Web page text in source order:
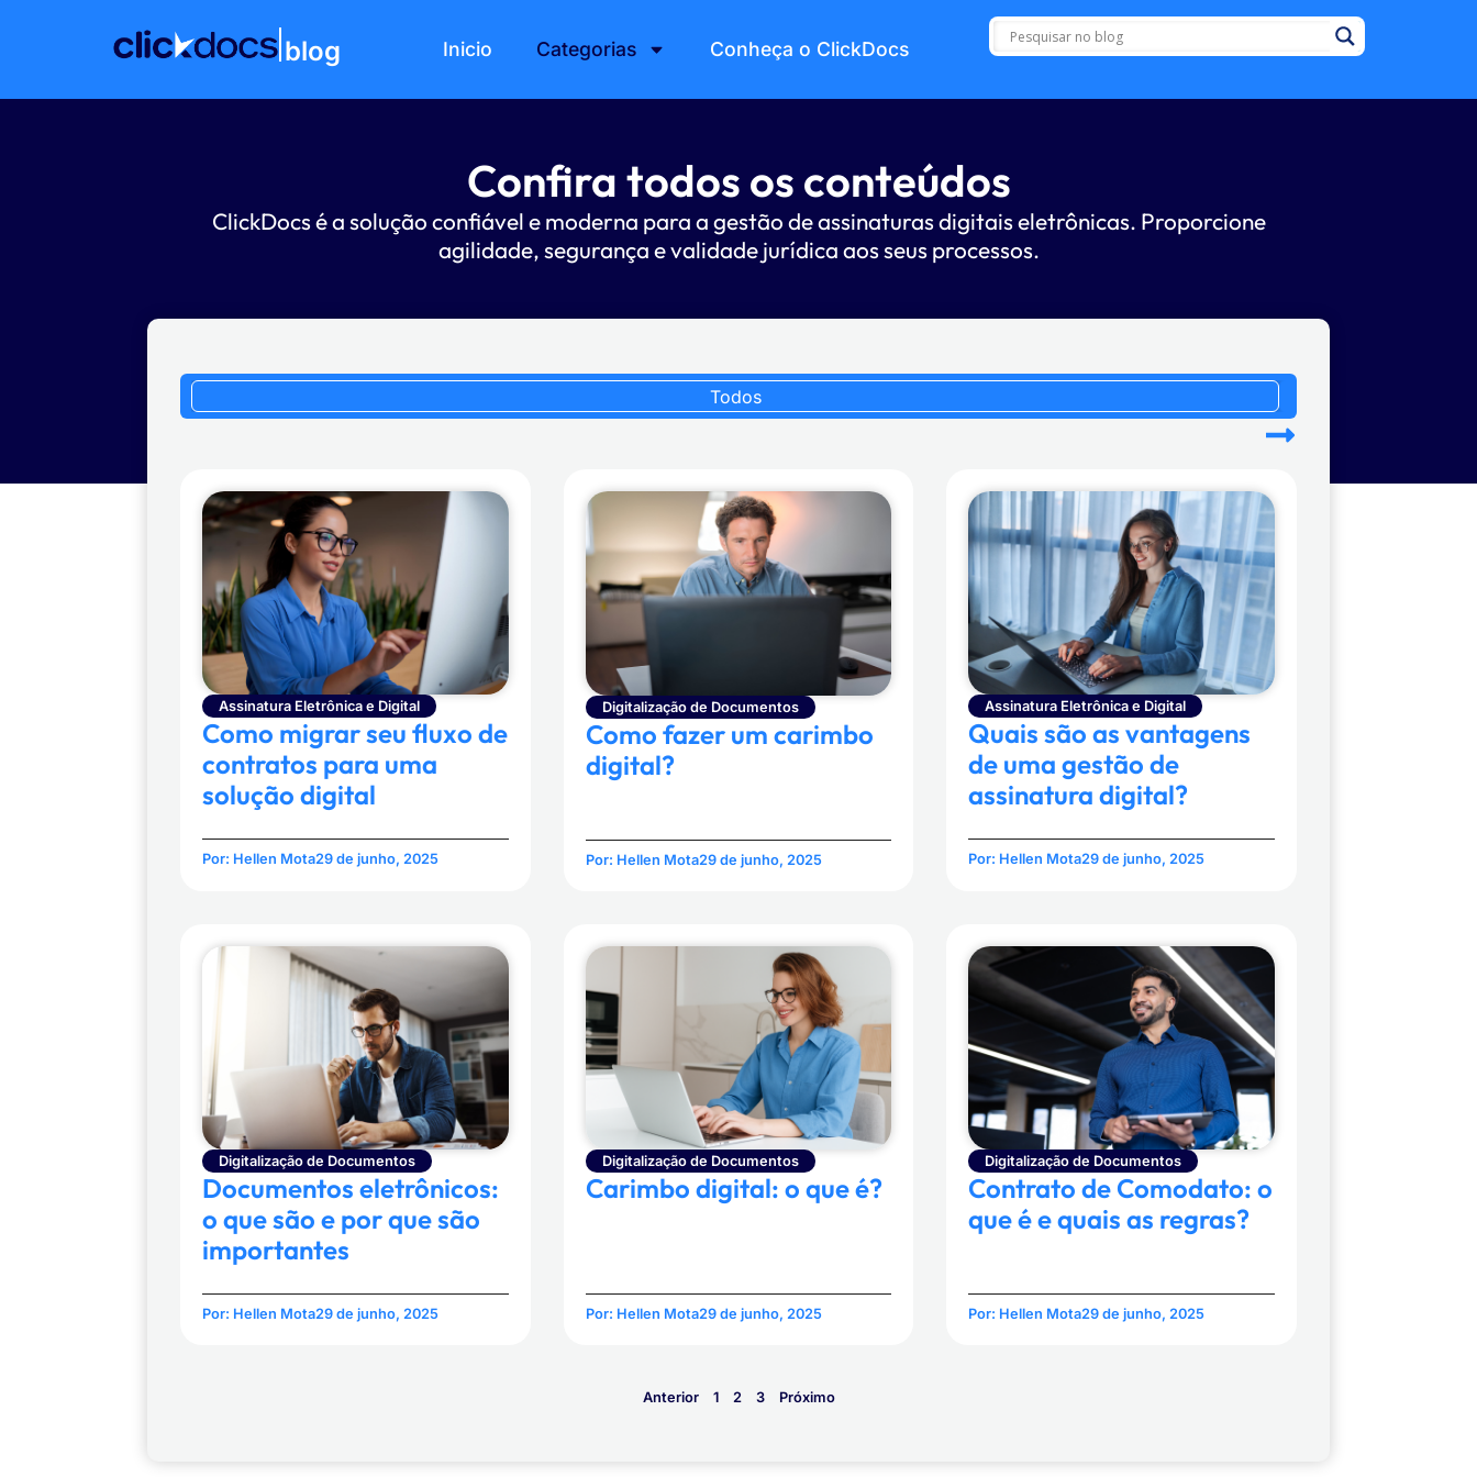
blog Inicio Categorias Conheça o ClickDocs
Confira todos os conteúdos
ClickDocs é a solução confiável e moderna para a gestão de assinaturas digitais eletrônicas. Proporcione
agilidade, segurança e validade jurídica aos seus processos.
Todos
Assinatura Eletrônica e Digital
Como migrar seu fluxo de
contratos para uma
solução digital
Por: Hellen Mota29 de junho, 2025
Digitalização de Documentos
Como fazer um carimbo
digital?
Por: Hellen Mota29 de junho, 2025
Assinatura Eletrônica e Digital
Quais são as vantagens
de uma gestão de
assinatura digital?
Por: Hellen Mota29 de junho, 2025
Digitalização de Documentos
Documentos eletrônicos:
o que são e por que são
importantes
Por: Hellen Mota29 de junho, 2025
Digitalização de Documentos
Carimbo digital: o que é?
Por: Hellen Mota29 de junho, 2025
Digitalização de Documentos
Contrato de Comodato: o
que é e quais as regras?
Por: Hellen Mota29 de junho, 2025
Anterior 1 2 3 Próximo